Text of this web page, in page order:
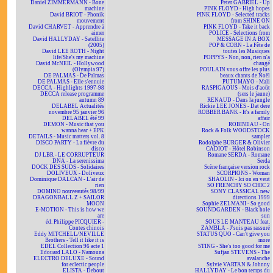
Daniel ZIMMERMANN - Bone
machine
David BRIOT - Phonik
mouvement
David CHARVET - Apprendre à
aimer
David HALLYDAY - Satellite
(2005)
David LEE ROTH - Night
life/She's my machine
David McNEIL - Hollywood
(Olympia 97)
DE PALMAS - De Palmas
DE PALMAS - Elle s'ennuie
DECCA - Highlights 1997-98
DECCA release programme
autumn 89
DELABEL Actualités
novembre 95 janvier 96
DELABEL été 99
DEMON - Music that you
wanna hear + EPK
DETAILS - Music matters vol. 8
DISCO PARTY - La fièvre du
disco
DJ LBR - LE CORRUPTEUR
DNA - La serenissima
DOCK DES SUDS - Solidaires
DOLIVEUX - Doliveux
Dominique DALCAN - L'air de
rien
DOMINO nouveautés 98/99
DRAGONBALL Z + SAILOR
MOON
E-MOTION - This is how we
are
éd. Philippe PICQUIER -
Contes chinois
Eddy MITCHELL/NEVILLE
Brothers - Tell it like it is
EDEL Collection 96 acte 1
Edouard LALO - Namouna
ELECTRO DELUXE - Sound
for eclectic people
ELISTA - Debout
Peter GABRIEL - Up
PINK FLOYD - High hopes
PINK FLOYD - Selected tracks
from SHINE ON
PINK FLOYD - Take it back
POLICE - Selections from
MESSAGE IN A BOX
POP & CORN - La Fête de
toutes les Musiques
POPPYS - Non, non, rien n'a
changé
POULAIN vous offre les plus
beaux chants de Noël
PUTUMAYO - Mali
RASPIGAOUS - Mois d'août
(sers le jaune)
RENAUD - Dans la jungle
Rickie LEE JONES - Dat dere
ROBBER BANK - It's a family
affair
ROBINEAU - On
Rock & Folk WOODSTOCK
sampler
Rodolphe BURGER & Olivier
CADIOT - Hôtel Robinson
Romane SERDA - Romane
Serda
Scène française version rock
SCORPIONS - Woman
SHAOLIN - Ici on en veut
SO FRENCHY SO CHIC 2
SONY CLASSICAL new
directions 1999
Sophie ZELMANI - So good
SOUNDGARDEN - Black hole
sun
SOUS LE MANTEAU feat.
ZAMBLA - J'suis pas rassuré
STATUS QUO - Can't give you
more
STING - She's too good for me
Sufjan STEVENS - The
avalanche
Sylvie VARTAN & Johnny
HALLYDAY - Le bon temps du